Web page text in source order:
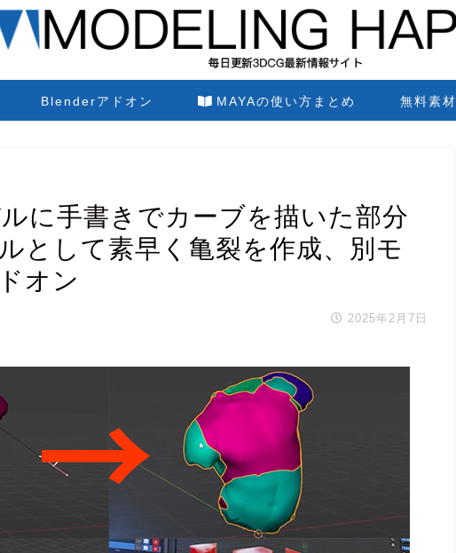
Blenderアドオン MAYAの使い方まとめ 無料素材
に手書きでカーブを描いた部分
として素早く亀裂を作成、別モ
オン
2025年2月7日